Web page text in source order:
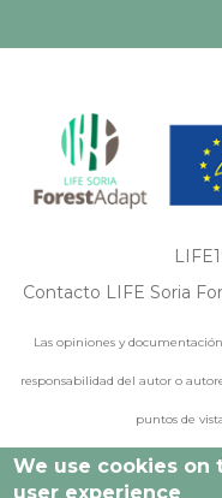
Contacto LIFE Soria
Las opiniones y
responsabilidad del autor o
puntos de
We use cookies on
user experience